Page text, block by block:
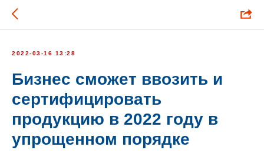
2022-03-16 13:28
Бизнес сможет ввозить и
сертифицировать
продукцию в 2022 году в
упрощенном порядке